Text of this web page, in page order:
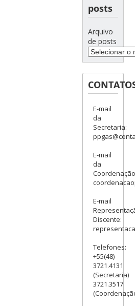
posts
Arquivo
de posts
E-mail
da
Secretaria:
E-mail
da
E-mail
Discente:
Telefones:
+55(48)
3721.4131
(Secretaria)
3721.3517